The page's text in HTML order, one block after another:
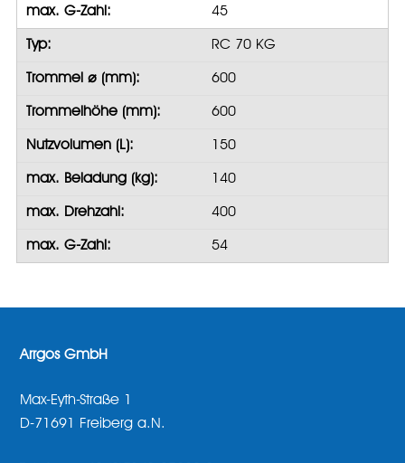
max. G-Zahl: 45
Typ: RC 70 KG
Trommel ⌀ (mm): 600
Trommelhöhe (mm): 600
Nutzvolumen (L): 150
max. Beladung (kg): 140
max. Drehzahl: 400
max. G-Zahl: 54
Arrgos GmbH
Max-Eyth-Straße 1
D-71691 Freiberg a.N.